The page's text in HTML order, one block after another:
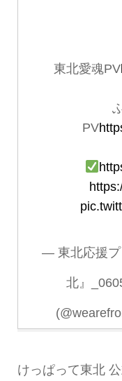
東北愛魂PV
PV
— 東北応援プ
北』
けっぱって東北